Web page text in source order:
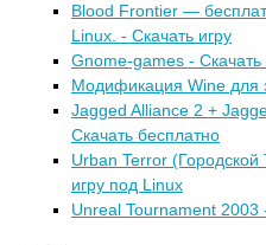
Blood Frontier —
Linux. - Скачать игру
Gnome-games - Скачать
Модификация Wine для
Jagged Alliance 2 +
Скачать бесплатно
Urban Terror
игру под Linux
Unreal Tournament 2003